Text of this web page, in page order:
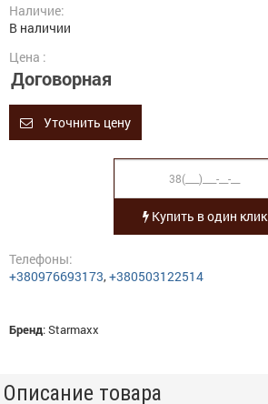
Наличие:
В наличии
Цена :
Договорная
Уточнить цену
Купить в один клик
Телефоны:
+380976693173,+380503122514
Бренд:Starmaxx
Описание товара